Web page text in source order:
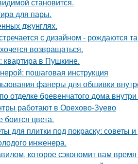
для пары.
джунглях.
с дизайном - рождаются
возвращаться.
в Пушкине.
пошаговая инструкция
фанеры для обшивки
отделке бревенчатого дома
работают в Орехово-Зуево
боится цвета.
для плитки под покраску: советы
инженера.
которое сэкономит вам время